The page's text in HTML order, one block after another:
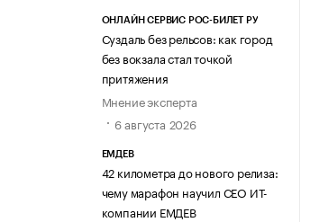
ОНЛАЙН СЕРВИС РОС-БИЛЕТ РУ
Суздаль без рельсов: как город
без вокзала стал точкой
притяжения
Мнение эксперта
6 августа 2026
ЕМДЕВ
42 километра до нового релиза:
чему марафон научил СЕО ИТ-
компании ЕМДЕВ